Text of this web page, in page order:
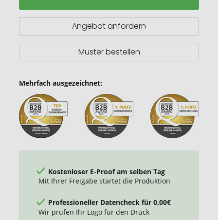
Angebot anfordern
Muster bestellen
Mehrfach ausgezeichnet:
Kostenloser E-Proof am selben Tag
Mit Ihrer Freigabe startet die Produktion
Professioneller Datencheck für 0,00€
Wir prüfen Ihr Logo für den Druck